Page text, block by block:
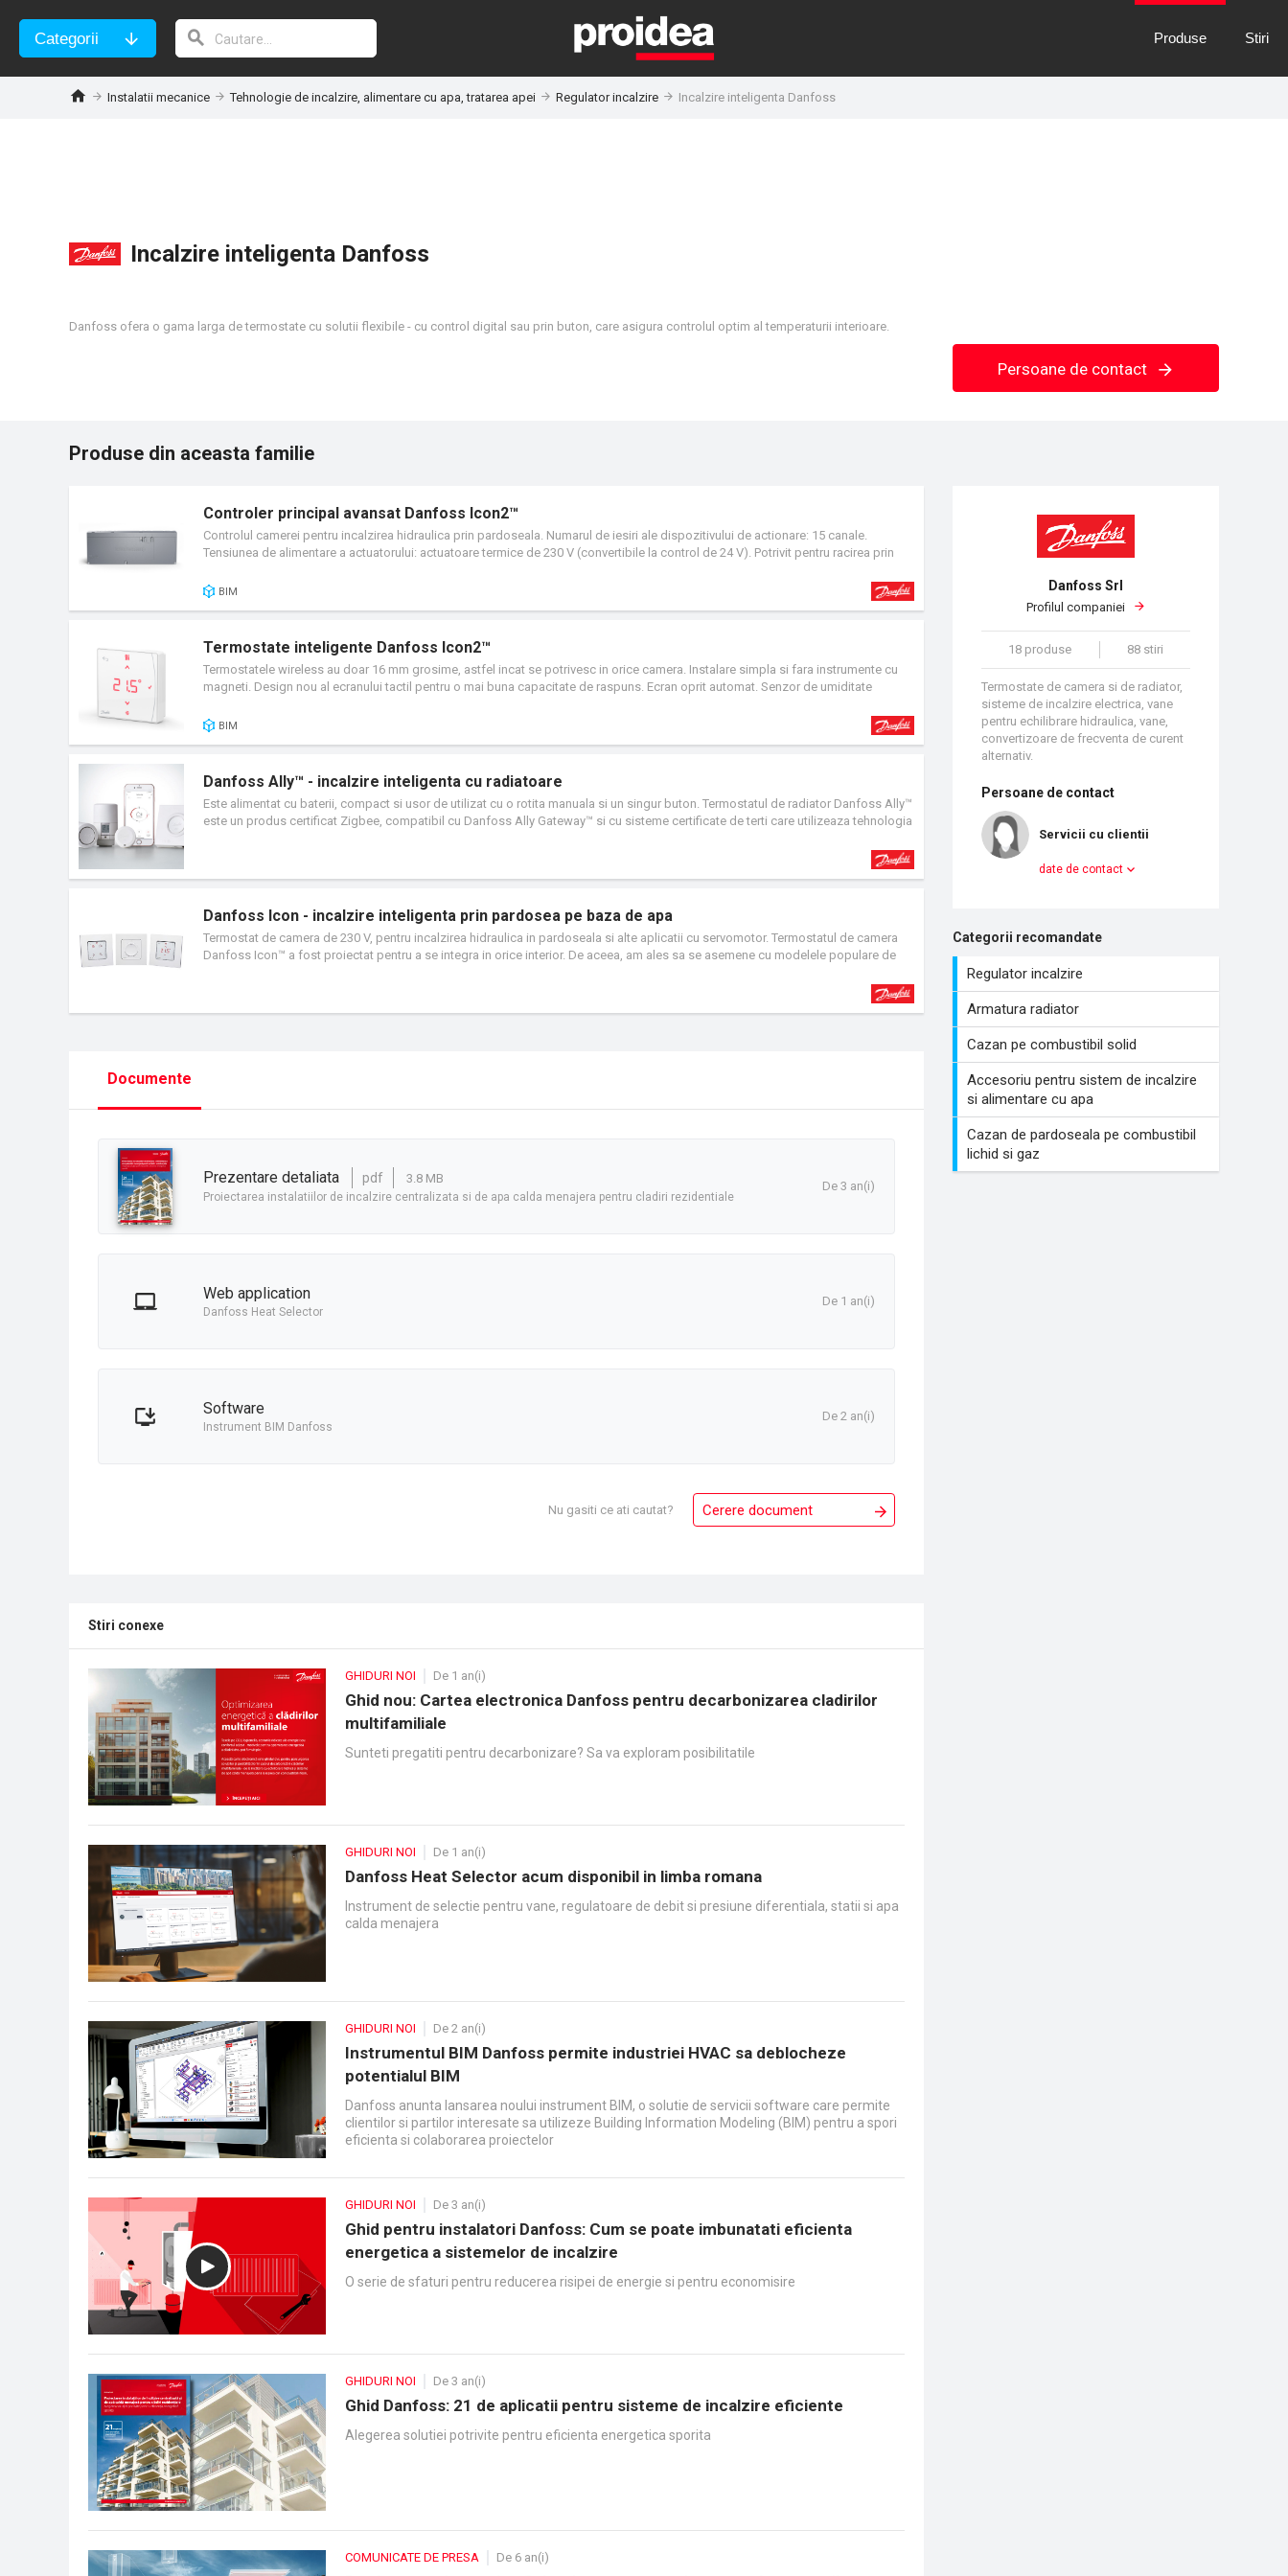
Categorii Produse Stiri
Instalatii mecanice Tehnologie de incalzire, alimentare cu apa, tratarea apei Regulator incalzire Incalzire inteligenta Danfoss
Incalzire inteligenta Danfoss
Danfoss ofera o gama larga de termostate cu solutii flexibile - cu control digital sau prin buton, care asigura controlul optim al temperaturii interioare.
Persoane de contact
Danfoss Srl
Profilul companiei
18 produse 88 stiri
Termostate de camera si de radiator,
sisteme de incalzire electrica, vane
pentru echilibrare hidraulica, vane,
convertizoare de frecventa de curent
alternativ.
Persoane de contact
Servicii cu clientii
date de contact
Categorii recomandate
Regulator incalzire
Armatura radiator
Cazan pe combustibil solid
Accesoriu pentru sistem de incalzire
si alimentare cu apa
Cazan de pardoseala pe combustibil
lichid si gaz
Produse din aceasta familie
Controler principal avansat Danfoss Icon2™
Controlul camerei pentru incalzirea hidraulica prin pardoseala. Numarul de iesiri ale dispozitivului de actionare: 15 canale.
Tensiunea de alimentare a actuatorului: actuatoare termice de 230 V (convertibile la control de 24 V). Potrivit pentru racirea prin
selectata. Control prin smartphone de catre utilizatorul final, cu adaugarea Gateway-ului Ally™, optional. Conectarea la termostate
atat cu fir, cat si fara fir; comunicarea fara fir este inclusa ca standard. Danfoss Icon2™, noul controler pentru incalzirea prin
inovator va economiseste timp, iar bornele plug ’n’ push fac instalarea usoara cu utilizarea minima a instrumentelor. Interfata de
utilizare tactila si simpla, cu LED-uri colorate pe controlerul principal, imbunatateste si mai mult viteza generala si simplitatea
instalarii.
BIM
Termostate inteligente Danfoss Icon2™
Termostatele wireless au doar 16 mm grosime, astfel incat se potrivesc in orice camera. Instalare simpla si fara instrumente cu
magneti. Design nou al ecranului tactil pentru o mai buna capacitate de raspuns. Ecran oprit automat. Senzor de umiditate
BIM
Danfoss Ally™ - incalzire inteligenta cu radiatoare
Este alimentat cu baterii, compact si usor de utilizat cu o rotita manuala si un singur buton. Termostatul de radiator Danfoss Ally™
este un produs certificat Zigbee, compatibil cu Danfoss Ally Gateway™ si cu sisteme certificate de terti care utilizeaza tehnologia
Danfoss Icon - incalzire inteligenta prin pardosea pe baza de apa
Termostat de camera de 230 V, pentru incalzirea hidraulica in pardoseala si alte aplicatii cu servomotor. Termostatul de camera
Danfoss Icon™ a fost proiectat pentru a se integra in orice interior. De aceea, am ales sa se asemene cu modelele populare de
Documente
prezentare detaliata pdf 3.8 MB
Proiectarea instalatiilor de incalzire centralizata si de apa calda menajera pentru cladiri rezidentiale
De 3 an(i)
Web application
Danfoss Heat Selector
De 1 an(i)
Software
Instrument BIM Danfoss
De 2 an(i)
Nu gasiti ce ati cautat? Cerere document
Stiri conexe
GHIDURI NOI De 1 an(i)
Ghid nou: Cartea electronica Danfoss pentru decarbonizarea cladirilor
multifamiliale
Sunteti pregatiti pentru decarbonizare? Sa va exploram posibilitatile
GHIDURI NOI De 1 an(i)
Danfoss Heat Selector acum disponibil in limba romana
Instrument de selectie pentru vane, regulatoare de debit si presiune diferentiala, statii si apa
calda menajera
GHIDURI NOI De 2 an(i)
Instrumentul BIM Danfoss permite industriei HVAC sa deblocheze
potentialul BIM
Danfoss anunta lansarea noului instrument BIM, o solutie de servicii software care permite
clientilor si partilor interesate sa utilizeze Building Information Modeling (BIM) pentru a spori
eficienta si colaborarea proiectelor
GHIDURI NOI De 3 an(i)
Ghid pentru instalatori Danfoss: Cum se poate imbunatati eficienta
energetica a sistemelor de incalzire
O serie de sfaturi pentru reducerea risipei de energie si pentru economisire
GHIDURI NOI De 3 an(i)
Ghid Danfoss: 21 de aplicatii pentru sisteme de incalzire eficiente
Alegerea solutiei potrivite pentru eficienta energetica sporita
COMUNICATE DE PRESA De 6 an(i)